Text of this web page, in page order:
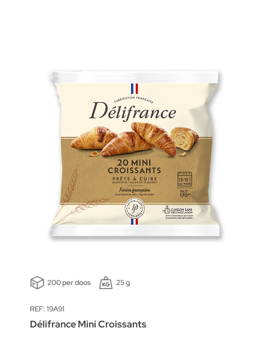
200 per doos 25 g
REF: 19A91
Délifrance Mini Croissants